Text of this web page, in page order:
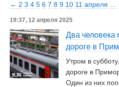
← 2 3 4 5 6 7 8 9 10 11 апреля
19:37, 12 апреля 2025
Два человека
дороге в
Утром в
дороге в
Один из них